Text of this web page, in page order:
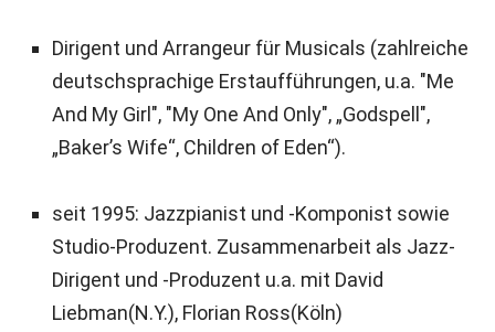
Dirigent und Arrangeur für Musicals (zahlreiche
deutschsprachige Erstaufführungen, u.a. "Me
And My Girl", "My One And Only", „Godspell",
„Baker’s Wife“, Children of Eden“).
seit 1995: Jazzpianist und -Komponist sowie
Studio-Produzent. Zusammenarbeit als Jazz-
Dirigent und -Produzent u.a. mit David
Liebman(N.Y.), Florian Ross(Köln)